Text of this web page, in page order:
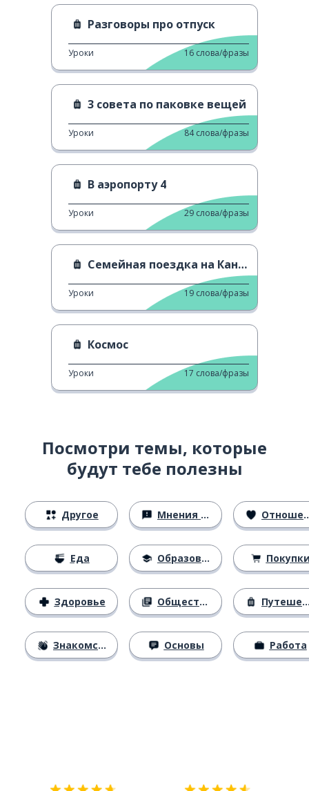
Разговоры про отпуск
Уроки 16 слова/фразы
3 совета по паковке вещей
Уроки 84 слова/фразы
В аэропорту 4
Уроки 29 слова/фразы
Семейная поездка на Канарские острова
Уроки 19 слова/фразы
Космос
Уроки 17 слова/фразы
Посмотри темы, которые
будут тебе полезны
Другое
Еда
Здоровье
Знакомство
Мнения и убеждения
Образование
Общество
Основы
Отношения
Путешествия
Работа